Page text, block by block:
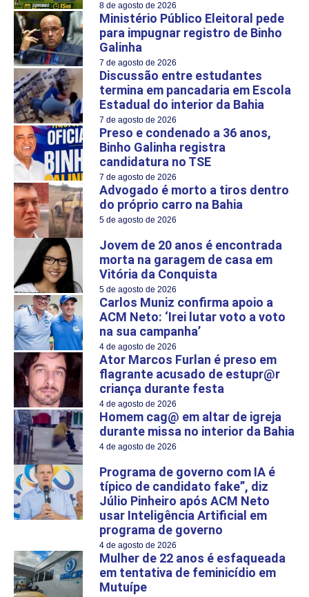
8 de agosto de 2026
Ministério Público Eleitoral pede
para impugnar registro de Binho
Galinha
7 de agosto de 2026
Discussão entre estudantes
termina em pancadaria em Escola
Estadual do interior da Bahia
7 de agosto de 2026
Preso e condenado a 36 anos,
Binho Galinha registra
candidatura no TSE
7 de agosto de 2026
Advogado é morto a tiros dentro
do próprio carro na Bahia
5 de agosto de 2026
Jovem de 20 anos é encontrada
morta na garagem de casa em
Vitória da Conquista
5 de agosto de 2026
Carlos Muniz confirma apoio a
ACM Neto: ‘Irei lutar voto a voto
na sua campanha’
4 de agosto de 2026
Ator Marcos Furlan é preso em
flagrante acusado de estupr@r
criança durante festa
4 de agosto de 2026
Homem cag@ em altar de igreja
durante missa no interior da Bahia
4 de agosto de 2026
Programa de governo com IA é
típico de candidato fake”, diz
Júlio Pinheiro após ACM Neto
usar Inteligência Artificial em
programa de governo
4 de agosto de 2026
Mulher de 22 anos é esfaqueada
em tentativa de feminicídio em
Mutuípe